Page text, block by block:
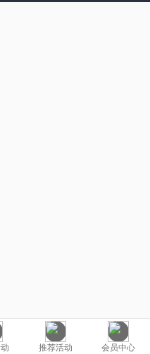
推荐活动 会员中心